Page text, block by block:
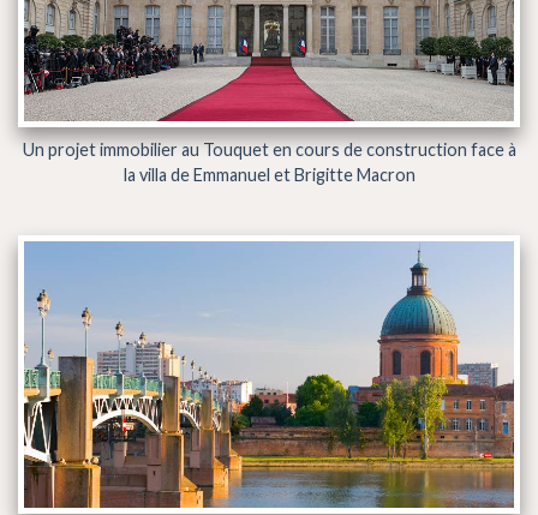
Un projet immobilier au Touquet en cours de construction face à
la villa de Emmanuel et Brigitte Macron